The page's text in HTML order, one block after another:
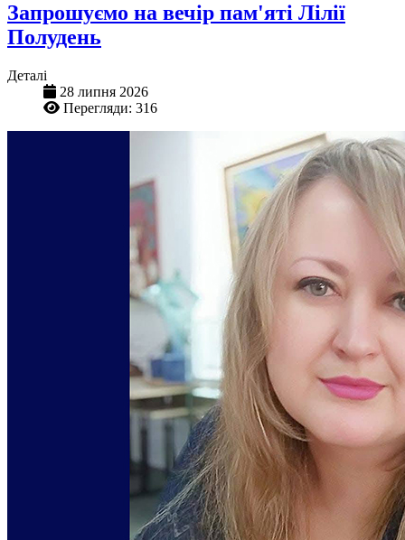
Запрошуємо на вечір пам'яті Лілії
Полудень
Деталі
28 липня 2026
Перегляди: 316